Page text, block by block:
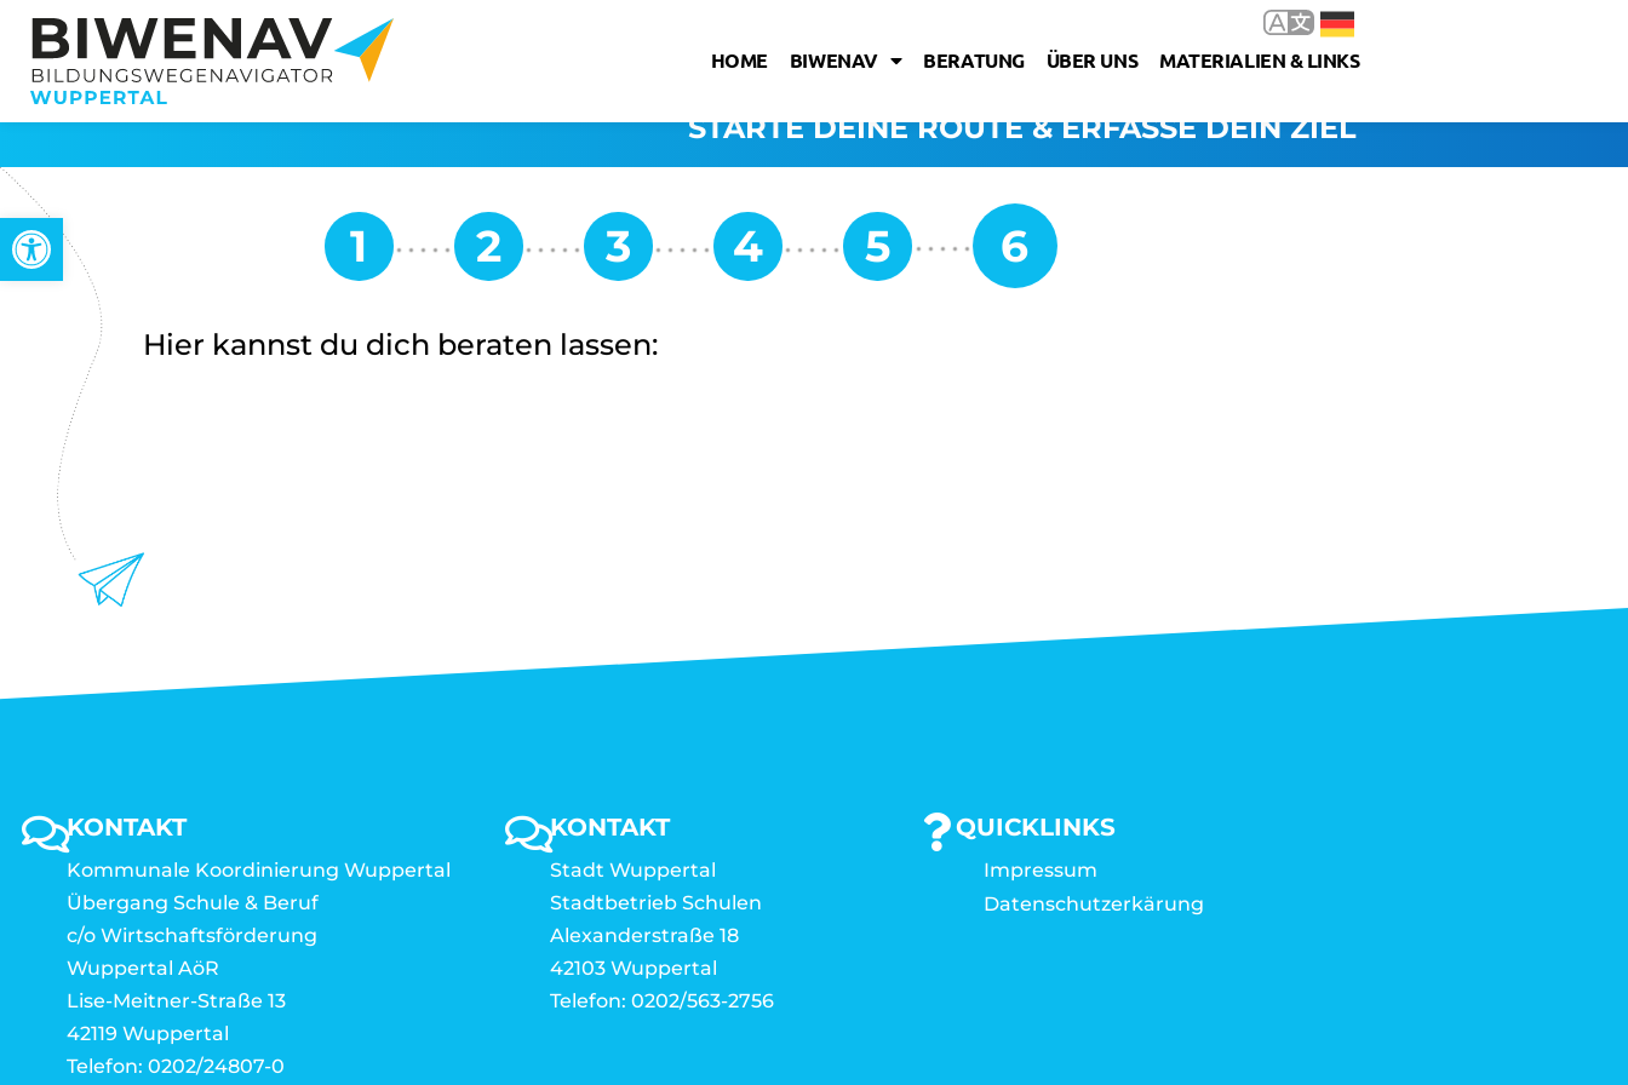
Werkzeugleiste öffnen
HOME BIWENAV BERATUNG ÜBER UNS MATERIALIEN & LINKS
STARTE DEINE ROUTE & ERFASSE DEIN ZIEL
Hier kannst du dich beraten lassen:
KONTAKT
Kommunale Koordinierung Wuppertal
Übergang Schule & Beruf
c/o Wirtschaftsförderung
Wuppertal AöR
Lise-Meitner-Straße 13
42119 Wuppertal
Telefon: 0202/24807-0
KONTAKT
Stadt Wuppertal
Stadtbetrieb Schulen
Alexanderstraße 18
42103 Wuppertal
Telefon: 0202/563-2756
QUICKLINKS
Impressum
Datenschutzerkärung